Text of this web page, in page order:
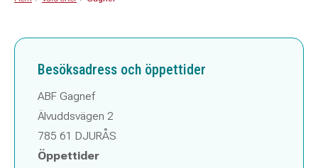
Besöksadress och öppettider
ABF Gagnef
Älvuddsvägen 2
785 61 DJURÅS
Öppettider